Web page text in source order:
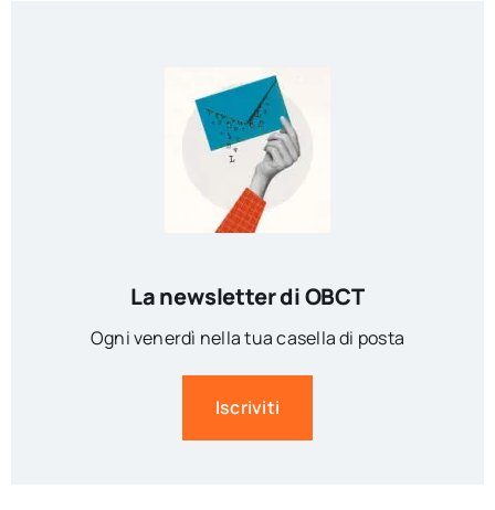
La newsletter di OBCT
Ogni venerdì nella tua casella di posta
Iscriviti